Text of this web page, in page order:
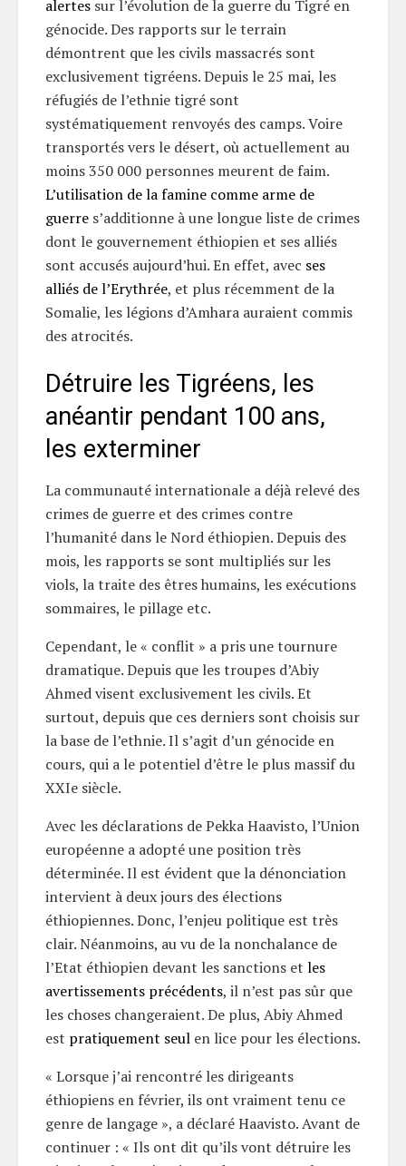
alertes sur l’évolution de la guerre du Tigré en
génocide. Des rapports sur le terrain
démontrent que les civils massacrés sont
exclusivement tigréens. Depuis le 25 mai, les
réfugiés de l’ethnie tigré sont
systématiquement renvoyés des camps. Voire
transportés vers le désert, où actuellement au
moins 350 000 personnes meurent de faim.
L’utilisation de la famine comme arme de
guerre s’additionne à une longue liste de crimes
dont le gouvernement éthiopien et ses alliés
sont accusés aujourd’hui. En effet, avec ses
alliés de l’Erythrée, et plus récemment de la
Somalie, les légions d’Amhara auraient commis
des atrocités.
Détruire les Tigréens, les
anéantir pendant 100 ans,
les exterminer
La communauté internationale a déjà relevé des
crimes de guerre et des crimes contre
l’humanité dans le Nord éthiopien. Depuis des
mois, les rapports se sont multipliés sur les
viols, la traite des êtres humains, les exécutions
sommaires, le pillage etc.
Cependant, le « conflit » a pris une tournure
dramatique. Depuis que les troupes d’Abiy
Ahmed visent exclusivement les civils. Et
surtout, depuis que ces derniers sont choisis sur
la base de l’ethnie. Il s’agit d’un génocide en
cours, qui a le potentiel d’être le plus massif du
XXIe siècle.
Avec les déclarations de Pekka Haavisto, l’Union
européenne a adopté une position très
déterminée. Il est évident que la dénonciation
intervient à deux jours des élections
éthiopiennes. Donc, l’enjeu politique est très
clair. Néanmoins, au vu de la nonchalance de
l’Etat éthiopien devant les sanctions et les
avertissements précédents, il n’est pas sûr que
les choses changeraient. De plus, Abiy Ahmed
est pratiquement seul en lice pour les élections.
« Lorsque j’ai rencontré les dirigeants
éthiopiens en février, ils ont vraiment tenu ce
genre de langage », a déclaré Haavisto. Avant de
continuer : « Ils ont dit qu’ils vont détruire les